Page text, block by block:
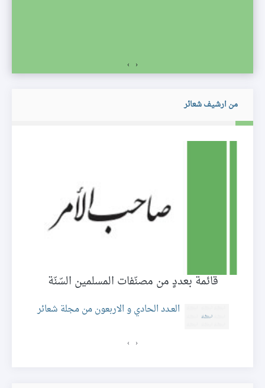
‹
›
من ارشيف شعائر
قائمة بعددٍ من مصنّفات المسلمين السّنّة
العـدد الحادي و الاربعون من مجلة شعائر
‹
›